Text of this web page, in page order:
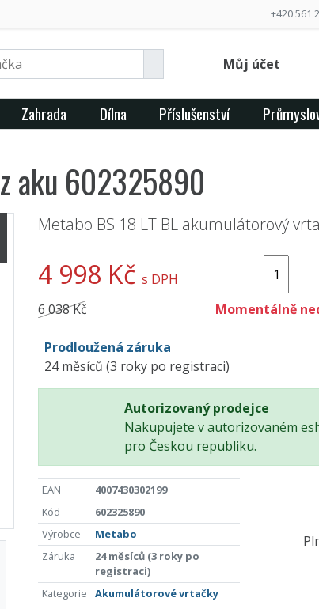
+420 561
Můj účet
Zahrada Dílna Příslušenství
aku 602325890
Metabo BS 18 LT BL akumulátorový
4 998 Kč s DPH
6 038 Kč Momentálně
Prodloužená záruka
24 měsíců (3 roky po registraci)
Autorizovaný prodejce
Nakupujete v autorizovaném
pro Českou republiku.
EAN
4007430302199
Kód
602325890
Výrobce
Metabo
Záruka
24 měsíců (3 roky po
registraci)
Kategorie
Akumulátorové vrtačky